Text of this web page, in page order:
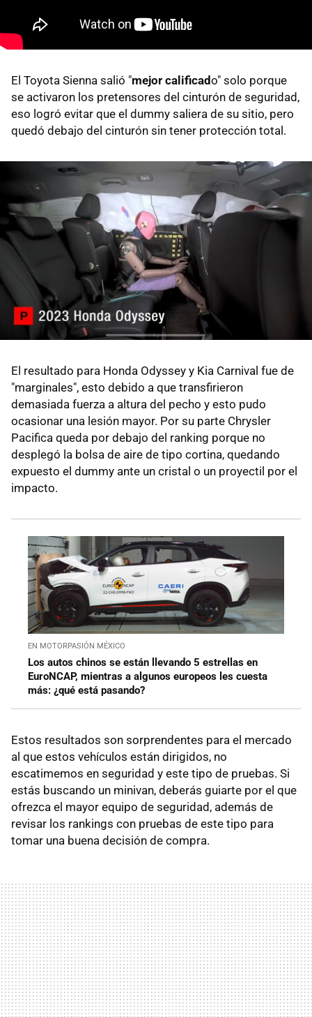
El Toyota Sienna salió "mejor calificado" solo porque
se activaron los pretensores del cinturón de seguridad,
eso logró evitar que el dummy saliera de su sitio, pero
quedó debajo del cinturón sin tener protección total.
El resultado para Honda Odyssey y Kia Carnival fue de
"marginales", esto debido a que transfirieron
demasiada fuerza a altura del pecho y esto pudo
ocasionar una lesión mayor. Por su parte Chrysler
Pacifica queda por debajo del ranking porque no
desplegó la bolsa de aire de tipo cortina, quedando
expuesto el dummy ante un cristal o un proyectil por el
impacto.
EN MOTORPASIÓN MÉXICO
Los autos chinos se están llevando 5 estrellas en
EuroNCAP, mientras a algunos europeos les cuesta
más: ¿qué está pasando?
Estos resultados son sorprendentes para el mercado
al que estos vehículos están dirigidos, no
escatimemos en seguridad y este tipo de pruebas. Si
estás buscando un minivan, deberás guiarte por el que
ofrezca el mayor equipo de seguridad, además de
revisar los rankings con pruebas de este tipo para
tomar una buena decisión de compra.